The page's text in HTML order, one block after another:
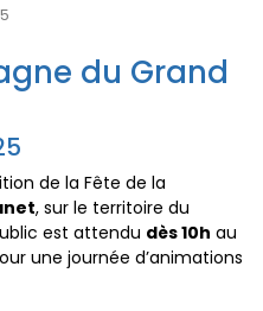
du Grand
de la Fête de la
, sur le territoire du
est attendu dès 10h au
une journée d’animations